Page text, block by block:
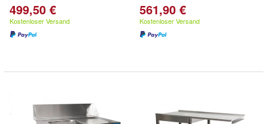
499,50 €
Kostenloser Versand
561,90 €
Kostenloser Versand